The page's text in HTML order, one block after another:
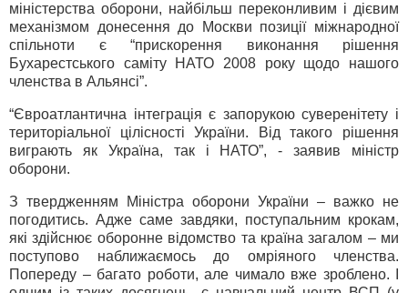
міністерства оборони, найбільш переконливим і дієвим
механізмом донесення до Москви позиції міжнародної
спільноти є “прискорення виконання рішення
Бухарестського саміту НАТО 2008 року щодо нашого
членства в Альянсі”.
“Євроатлантична інтеграція є запорукою суверенітету і
територіальної цілісності України. Від такого рішення
виграють як Україна, так і НАТО”, - заявив міністр
оборони.
З твердженням Міністра оборони України – важко не
погодитись. Адже саме завдяки, поступальним крокам,
які здійснює оборонне відомство та країна загалом – ми
поступово наближаємось до омріяного членства.
Попереду – багато роботи, але чимало вже зроблено. І